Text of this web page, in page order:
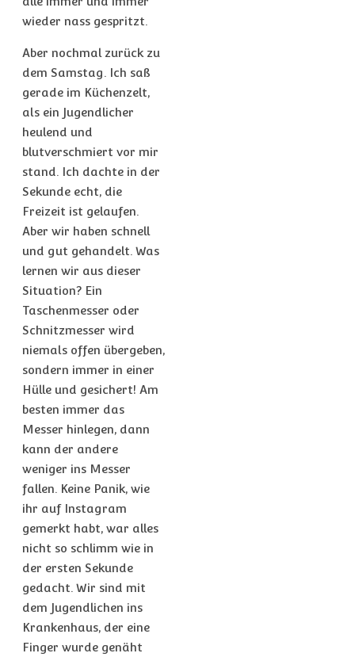
wieder nass gespritzt.
Aber nochmal zurück zu
dem Samstag. Ich saß
gerade im Küchenzelt,
als ein Jugendlicher
heulend und
blutverschmiert vor mir
stand. Ich dachte in der
Sekunde echt, die
Freizeit ist gelaufen.
Aber wir haben schnell
und gut gehandelt. Was
lernen wir aus dieser
Situation? Ein
Taschenmesser oder
Schnitzmesser wird
niemals offen übergeben,
sondern immer in einer
Hülle und gesichert! Am
besten immer das
Messer hinlegen, dann
kann der andere
weniger ins Messer
fallen. Keine Panik, wie
ihr auf Instagram
gemerkt habt, war alles
nicht so schlimm wie in
der ersten Sekunde
gedacht. Wir sind mit
dem Jugendlichen ins
Krankenhaus, der eine
Finger wurde genäht